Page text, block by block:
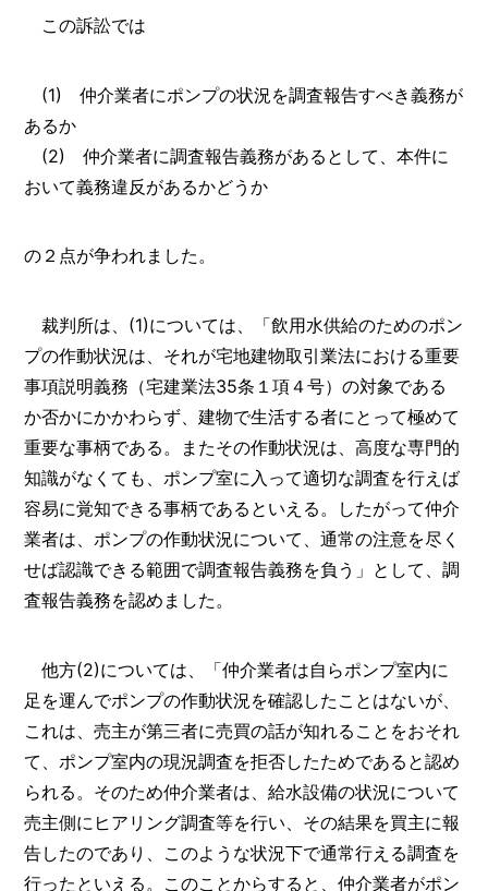
この訴訟では
(1) 仲介業者にポンプの状況を調査報告すべき義務が
あるか
(2) 仲介業者に調査報告義務があるとして、本件に
おいて義務違反があるかどうか
の２点が争われました。
裁判所は、(1)については、「飲用水供給のためのポン
プの作動状況は、それが宅地建物取引業法における重要
事項説明義務（宅建業法35条１項４号）の対象である
か否かにかかわらず、建物で生活する者にとって極めて
重要な事柄である。またその作動状況は、高度な専門的
知識がなくても、ポンプ室に入って適切な調査を行えば
容易に覚知できる事柄であるといえる。したがって仲介
業者は、ポンプの作動状況について、通常の注意を尽く
せば認識できる範囲で調査報告義務を負う」として、調
査報告義務を認めました。
他方(2)については、「仲介業者は自らポンプ室内に
足を運んでポンプの作動状況を確認したことはないが、
これは、売主が第三者に売買の話が知れることをおそれ
て、ポンプ室内の現況調査を拒否したためであると認め
られる。そのため仲介業者は、給水設備の状況について
売主側にヒアリング調査等を行い、その結果を買主に報
告したのであり、このような状況下で通常行える調査を
行ったといえる。このことからすると、仲介業者がポン